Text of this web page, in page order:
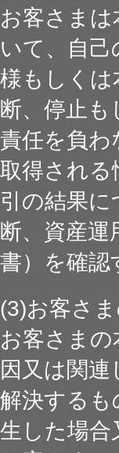
お客さま
いて、自
様もしくは
断、停止
責任を負
取得される
引の結果
断、資産運
書）を確認
(3)お客さ
お客さま
因又は関
解決するも
生した場合